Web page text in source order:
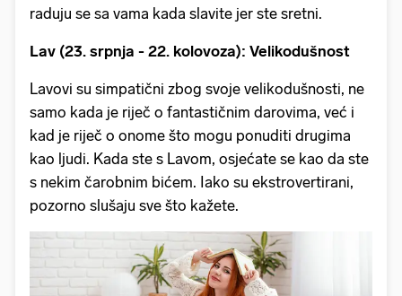
raduju se sa vama kada slavite jer ste sretni.
Lav (23. srpnja - 22. kolovoza): Velikodušnost
Lavovi su simpatični zbog svoje velikodušnosti, ne
samo kada je riječ o fantastičnim darovima, već i
kad je riječ o onome što mogu ponuditi drugima
kao ljudi. Kada ste s Lavom, osjećate se kao da ste
s nekim čarobnim bićem. Iako su ekstrovertirani,
pozorno slušaju sve što kažete.